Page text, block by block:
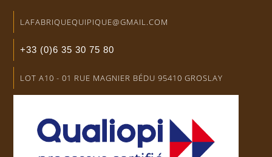
LAFABRIQUEQUIPIQUE@GMAIL.COM
+33 (0)6 35 30 75 80
LOT A10 - 01 RUE MAGNIER BÉDU 95410 GROSLAY